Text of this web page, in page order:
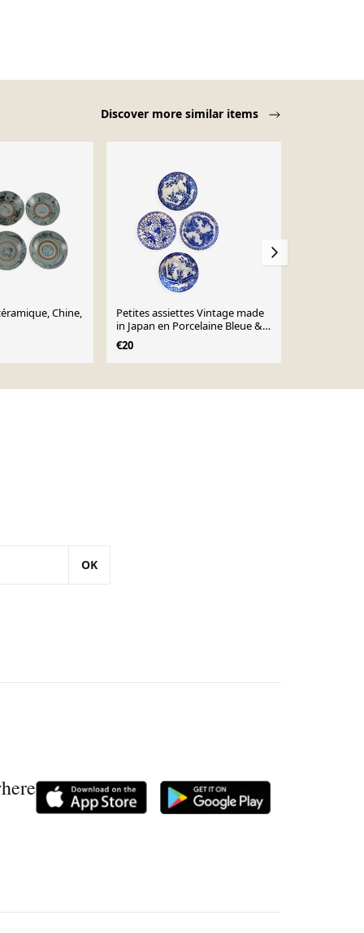
Discover more similar items
Chine,
Petites assiettes Vintage made
in Japan en Porcelaine Bleue &
Blanche
€20
OK